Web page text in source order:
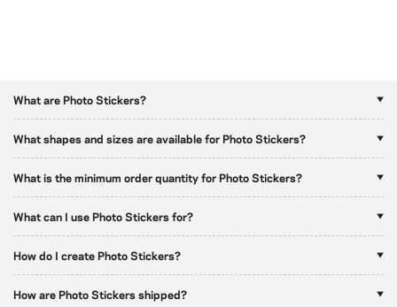
What are Photo Stickers?
What shapes and sizes are available for Photo Stickers?
What is the minimum order quantity for Photo Stickers?
What can I use Photo Stickers for?
How do I create Photo Stickers?
How are Photo Stickers shipped?